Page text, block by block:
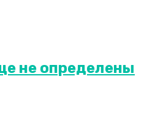
не определены